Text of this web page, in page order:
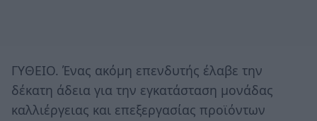
ΓΥΘΕΙΟ. Ένας ακόμη επενδυτής έλαβε την
δέκατη άδεια για την εγκατάσταση μονάδας
καλλιέργειας και επεξεργασίας προϊόντων